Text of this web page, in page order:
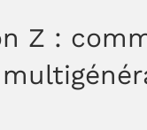
Z :